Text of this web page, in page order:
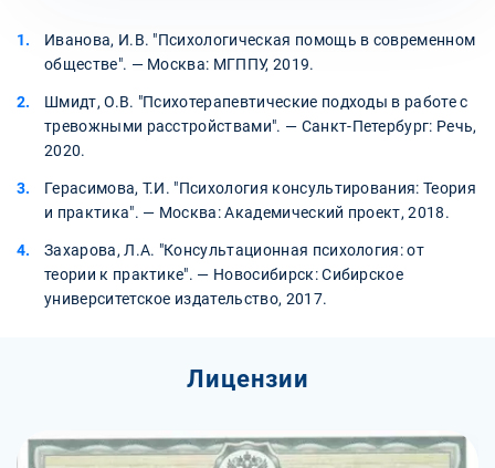
Иванова, И.В. "Психологическая помощь в современном
обществе". — Москва: МГППУ, 2019.
Шмидт, О.В. "Психотерапевтические подходы в работе с
тревожными расстройствами". — Санкт-Петербург: Речь,
2020.
Герасимова, Т.И. "Психология консультирования: Теория
и практика". — Москва: Академический проект, 2018.
Захарова, Л.А. "Консультационная психология: от
теории к практике". — Новосибирск: Сибирское
университетское издательство, 2017.
Лицензии